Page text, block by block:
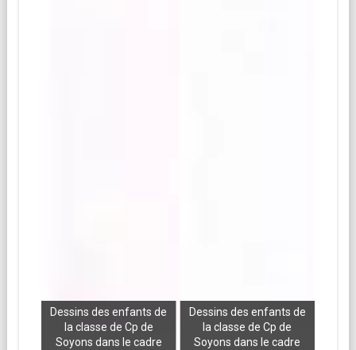
Dessins des enfants de
la classe de Cp de
Soyons dans le cadre
Dessins des enfants de
la classe de Cp de
Soyons dans le cadre